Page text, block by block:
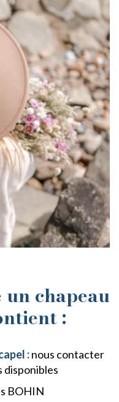
chapeau
:
:nous contacter
disponibles
BOHIN